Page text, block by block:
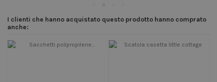
I clienti che hanno acquistato questo prodotto hanno comprato
anche: